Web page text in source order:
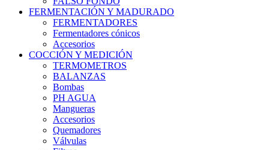
FERMENTACIÓN Y MADURADO
FERMENTADORES
Fermentadores cónicos
Accesorios
COCCIÓN Y MEDICIÓN
TERMOMETROS
BALANZAS
Bombas
PH AGUA
Mangueras
Accesorios
Quemadores
Válvulas